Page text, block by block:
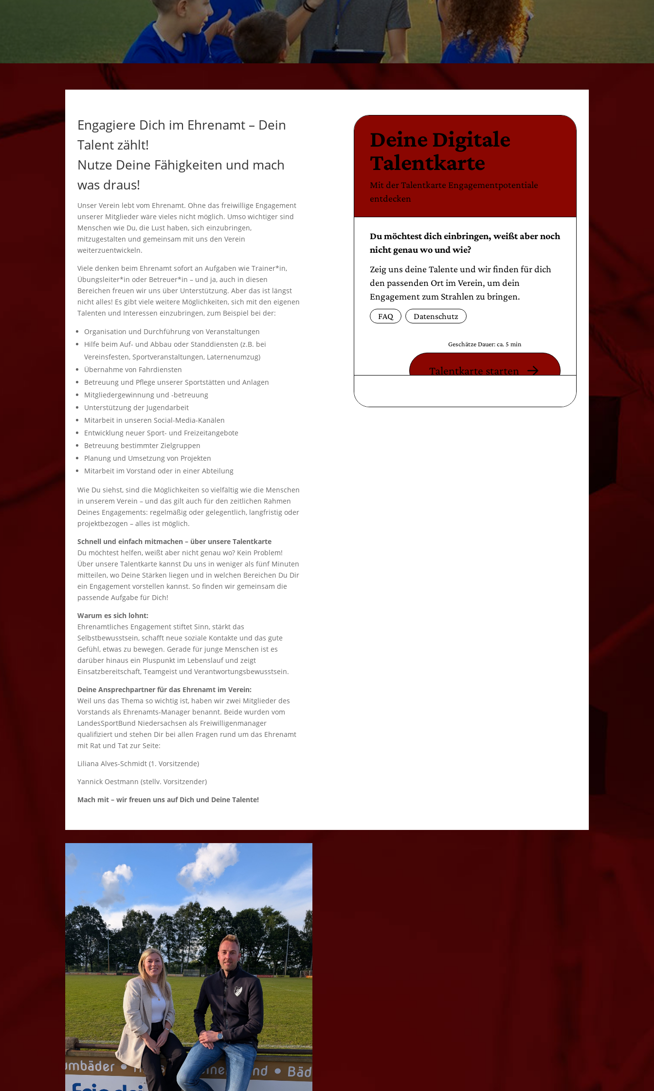
Engagiere Dich im Ehrenamt – Dein
Talent zählt!
Nutze Deine Fähigkeiten und mach
was draus!
Unser Verein lebt vom Ehrenamt. Ohne das freiwillige Engagement
unserer Mitglieder wäre vieles nicht möglich. Umso wichtiger sind
Menschen wie Du, die Lust haben, sich einzubringen,
mitzugestalten und gemeinsam mit uns den Verein
weiterzuentwickeln.
Viele denken beim Ehrenamt sofort an Aufgaben wie Trainer*in,
Übungsleiter*in oder Betreuer*in – und ja, auch in diesen
Bereichen freuen wir uns über Unterstützung. Aber das ist längst
nicht alles! Es gibt viele weitere Möglichkeiten, sich mit den eigenen
Talenten und Interessen einzubringen, zum Beispiel bei der:
Organisation und Durchführung von Veranstaltungen
Hilfe beim Auf- und Abbau oder Standdiensten (z.B. bei
Vereinsfesten, Sportveranstaltungen, Laternenumzug)
Übernahme von Fahrdiensten
Betreuung und Pflege unserer Sportstätten und Anlagen
Mitgliedergewinnung und -betreuung
Unterstützung der Jugendarbeit
Mitarbeit in unseren Social-Media-Kanälen
Entwicklung neuer Sport- und Freizeitangebote
Betreuung bestimmter Zielgruppen
Planung und Umsetzung von Projekten
Mitarbeit im Vorstand oder in einer Abteilung
Wie Du siehst, sind die Möglichkeiten so vielfältig wie die Menschen
in unserem Verein – und das gilt auch für den zeitlichen Rahmen
Deines Engagements: regelmäßig oder gelegentlich, langfristig oder
projektbezogen – alles ist möglich.
Schnell und einfach mitmachen – über unsere Talentkarte
Du möchtest helfen, weißt aber nicht genau wo? Kein Problem!
Über unsere Talentkarte kannst Du uns in weniger als fünf Minuten
mitteilen, wo Deine Stärken liegen und in welchen Bereichen Du Dir
ein Engagement vorstellen kannst. So finden wir gemeinsam die
passende Aufgabe für Dich!
Warum es sich lohnt:
Ehrenamtliches Engagement stiftet Sinn, stärkt das
Selbstbewusstsein, schafft neue soziale Kontakte und das gute
Gefühl, etwas zu bewegen. Gerade für junge Menschen ist es
darüber hinaus ein Pluspunkt im Lebenslauf und zeigt
Einsatzbereitschaft, Teamgeist und Verantwortungsbewusstsein.
Deine Ansprechpartner für das Ehrenamt im Verein:
Weil uns das Thema so wichtig ist, haben wir zwei Mitglieder des
Vorstands als Ehrenamts-Manager benannt. Beide wurden vom
LandesSportBund Niedersachsen als Freiwilligenmanager
qualifiziert und stehen Dir bei allen Fragen rund um das Ehrenamt
mit Rat und Tat zur Seite:
Liliana Alves-Schmidt (1. Vorsitzende)
Yannick Oestmann (stellv. Vorsitzender)
Mach mit – wir freuen uns auf Dich und Deine Talente!